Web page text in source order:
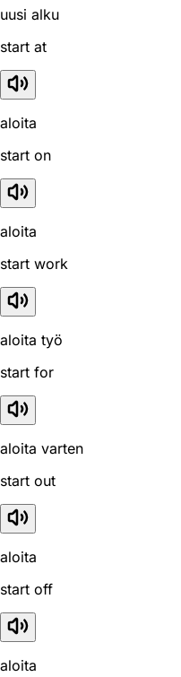
uusi alku
start at
aloita
start on
aloita
start work
aloita työ
start for
aloita varten
start out
aloita
start off
aloita